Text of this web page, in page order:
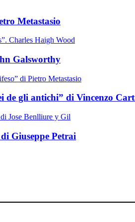
Metastasio
Galsworthy
de gli antichi” di Vincenzo
Giuseppe Petrai